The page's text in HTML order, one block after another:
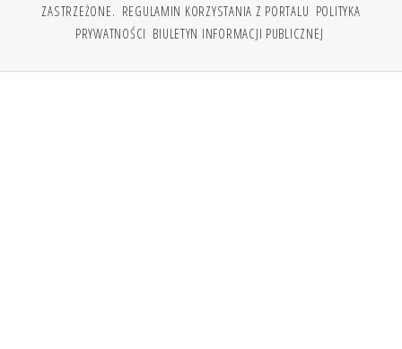
ZASTRZEŻONE. REGULAMIN KORZYSTANIA Z PORTALU POLITYKA
PRYWATNOŚCI BIULETYN INFORMACJI PUBLICZNEJ